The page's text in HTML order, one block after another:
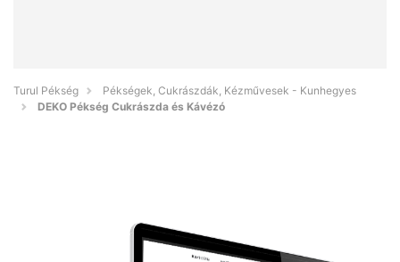
Turul Pékség
Pékségek, Cukrászdák, Kézművesek - Kunhegyes
DEKO Pékség Cukrászda és Kávézó